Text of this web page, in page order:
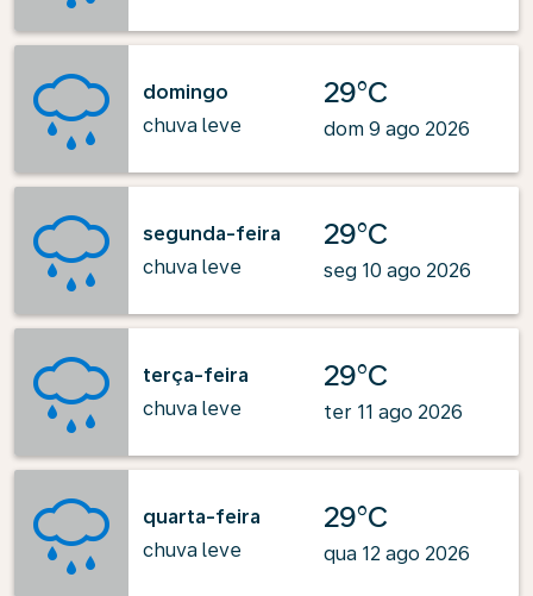
domingo
chuva leve
29°C
dom 9 ago 2026
segunda-feira
chuva leve
29°C
seg 10 ago 2026
terça-feira
chuva leve
29°C
ter 11 ago 2026
quarta-feira
chuva leve
29°C
qua 12 ago 2026